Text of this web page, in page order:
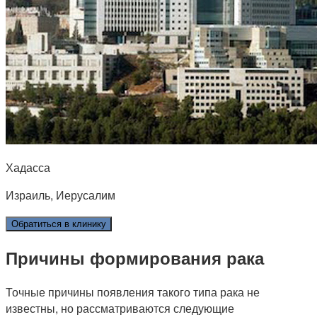
Хадасса
Израиль, Иерусалим
Обратиться в клинику
Причины формирования рака
Точные причины появления такого типа рака не
известны, но рассматриваются следующие